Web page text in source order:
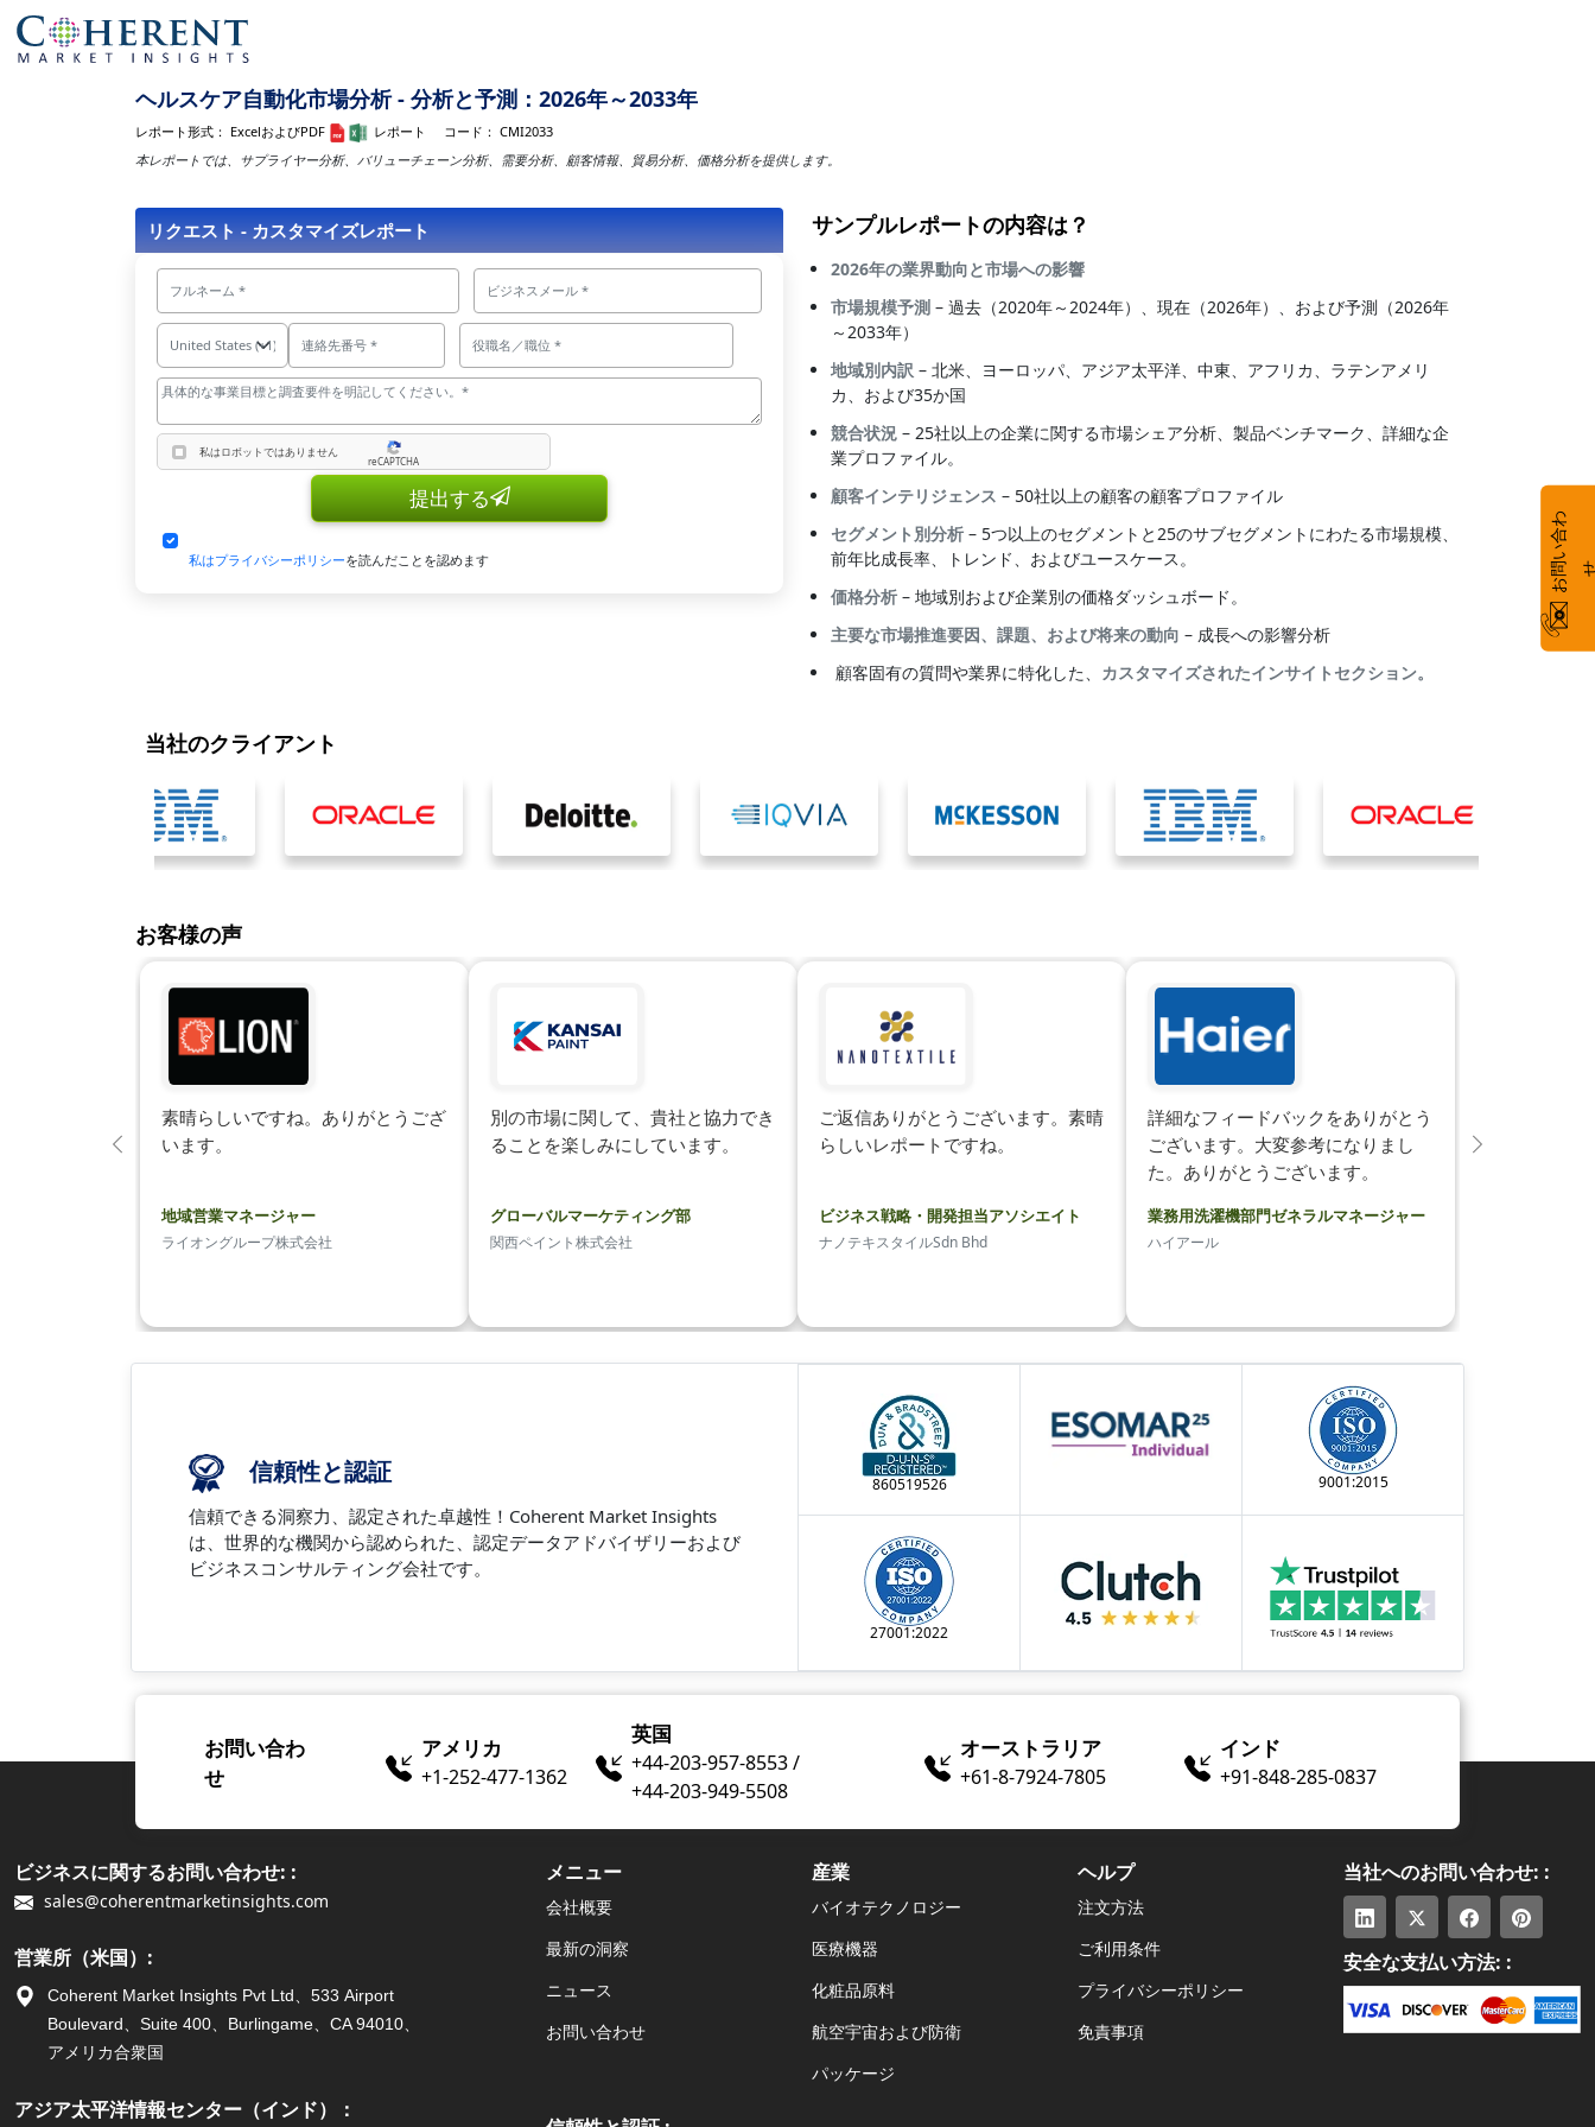
ヘルスケア自動化市場分析 - 分析と予測：2026年～2033年
レポート形式： ExcelおよびPDF レポート コード： CMI2033
本レポートでは、サプライヤー分析、バリューチェーン分析、需要分析、顧客情報、貿易分析、価格分析を提供します。
リクエスト - カスタマイズレポート
私はロボットではありません
私はロボットではありません
reCAPTCHA
提出する
私はプライバシーポリシーを読んだことを認めます
サンプルレポートの内容は？
2026年の業界動向と市場への影響
市場規模予測 – 過去（2020年～2024年）、現在（2026年）、および予測（2026年
～2033年）
地域別内訳 – 北米、ヨーロッパ、アジア太平洋、中東、アフリカ、ラテンアメリ
カ、および35か国
競合状況 – 25社以上の企業に関する市場シェア分析、製品ベンチマーク、詳細な企
業プロファイル。
顧客インテリジェンス – 50社以上の顧客の顧客プロファイル
セグメント別分析 – 5つ以上のセグメントと25のサブセグメントにわたる市場規模、
前年比成長率、トレンド、およびユースケース。
価格分析 – 地域別および企業別の価格ダッシュボード。
主要な市場推進要因、課題、および将来の動向 – 成長への影響分析
顧客固有の質問や業界に特化した、 カスタマイズされたインサイトセクション。
当社のクライアント
お客様の声
素晴らしいですね。ありがとうござ
います。
地域営業マネージャー
ライオングループ株式会社
別の市場に関して、貴社と協力でき
ることを楽しみにしています。
グローバルマーケティング部
関西ペイント株式会社
ご返信ありがとうございます。素晴
らしいレポートですね。
ビジネス戦略・開発担当アソシエイト
ナノテキスタイルSdn Bhd
詳細なフィードバックをありがとう
ございます。大変参考になりまし
た。ありがとうございます。
業務用洗濯機部門ゼネラルマネージャー
ハイアール
前
次
信頼性と認証
信頼できる洞察力、認定された卓越性！Coherent Market Insights
は、世界的な機関から認められた、認定データアドバイザリーおよび
ビジネスコンサルティング会社です。
860519526 9001:2015
27001:2022
お問い合わ
せ
アメリカ
+1-252-477-1362
英国
+44-203-957-8553 /
+44-203-949-5508
オーストラリア
+61-8-7924​​-7805
インド
+91-848-285-0837
ビジネスに関するお問い合わせ: :
sales@coherentmarketinsights.com
営業所（米国）:
Coherent Market Insights Pvt Ltd、533 Airport
Boulevard、Suite 400、Burlingame、CA 94010、
アメリカ合衆国
アジア太平洋情報センター（インド）：
メニュー
会社概要
最新の洞察
ニュース
お問い合わせ
産業
バイオテクノロジー
医療機器
化粧品原料
航空宇宙および防衛
パッケージ
ヘルプ
注文方法
ご利用条件
プライバシーポリシー
免責事項
当社へのお問い合わせ: :
安全な支払い方法: :
お
い
合
わ